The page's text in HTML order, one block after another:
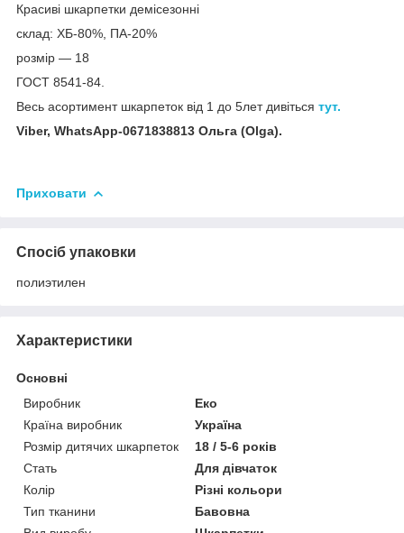
Красиві шкарпетки демісезонні
склад: ХБ-80%, ПА-20%
розмір — 18
ГОСТ 8541-84.
Весь асортимент шкарпеток від 1 до 5лет дивіться тут.
Viber, WhatsApp-0671838813 Ольга (Olga).
Приховати
Спосіб упаковки
полиэтилен
Характеристики
Основні
Виробник
Еко
Країна виробник
Україна
Розмір дитячих шкарпеток
18 / 5-6 років
Стать
Для дівчаток
Колір
Різні кольори
Тип тканини
Бавовна